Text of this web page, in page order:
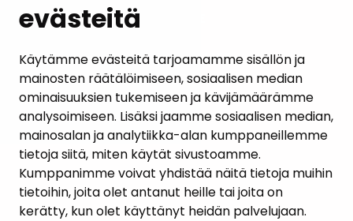
evästeitä
Käytämme evästeitä tarjoamamme sisällön ja
mainosten räätälöimiseen, sosiaalisen median
ominaisuuksien tukemiseen ja kävijämäärämme
analysoimiseen. Lisäksi jaamme sosiaalisen median,
mainosalan ja analytiikka-alan kumppaneillemme
tietoja siitä, miten käytät sivustoamme.
Kumppanimme voivat yhdistää näitä tietoja muihin
tietoihin, joita olet antanut heille tai joita on
kerätty, kun olet käyttänyt heidän palvelujaan.
AJANKOHTAISET
YHTEYSTIEDOT
KARTTAPALVELU